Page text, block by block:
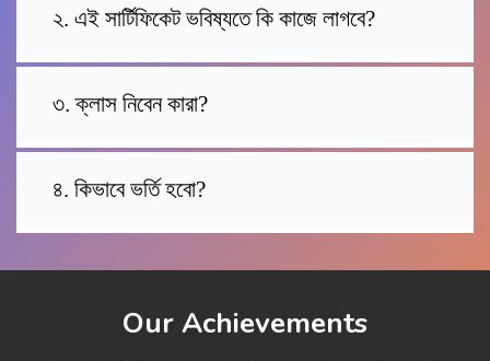
২. এই সার্টিফিকেট ভবিষ্যতে কি কাজে লাগবে?
৩. ক্লাস নিবেন কারা?
৪. কিভাবে ভর্তি হবো?
Our Achievements